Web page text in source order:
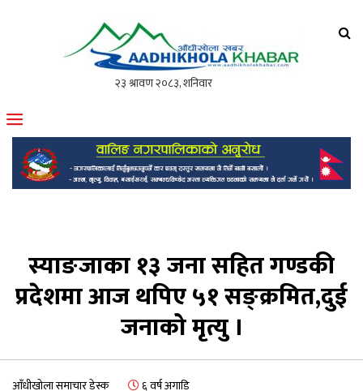
मोफसलकै लोकप्रिय अनलाइन पत्रिका
स्याङजाका १३ जना सहित गण्डकी
प्रदेशमा आज थपिए ५१ सङ्क्रमित,दुई
जनाको मृत्यु ।
आँधीखोला समाचार डेस्क ६ वर्ष अगाडि